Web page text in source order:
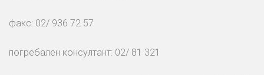
факс: 02/ 936 72 57
погребален консултант: 02/ 81 321